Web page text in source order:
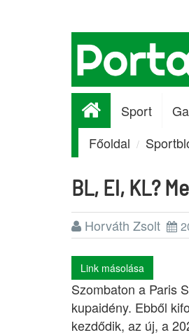
Sport
Főoldal
BL, El, KL?
Horváth Zsolt
Link másolása
Szombaton a Paris
kupaidény. Ebből
kezdődik, az új, a